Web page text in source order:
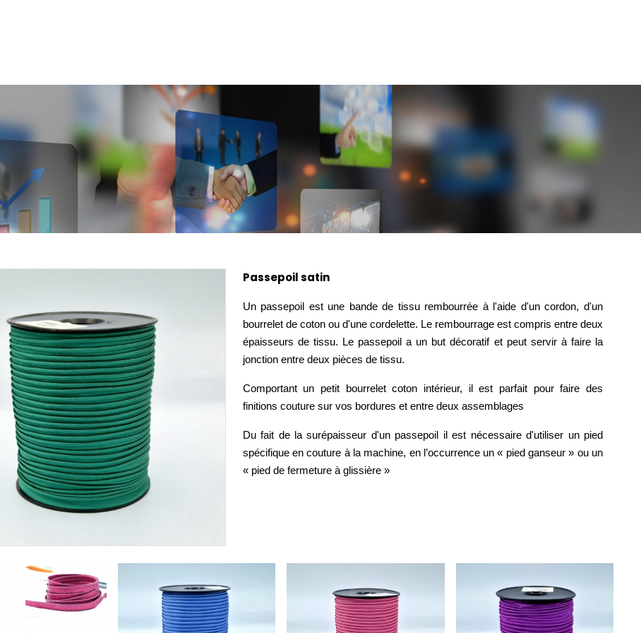
Passepoil satin
Un passepoil est une bande de tissu rembourrée à l'aide d'un cordon, d'un
bourrelet de coton ou d'une cordelette. Le rembourrage est compris entre deux
épaisseurs de tissu. Le passepoil a un but décoratif et peut servir à faire la
jonction entre deux pièces de tissu.
Comportant un petit bourrelet coton intérieur, il est parfait pour faire des
finitions couture sur vos bordures et entre deux assemblages
Du fait de la surépaisseur d'un passepoil il est nécessaire d'utiliser un pied
spécifique en couture à la machine, en l’occurrence un « pied ganseur » ou un
« pied de fermeture à glissière »